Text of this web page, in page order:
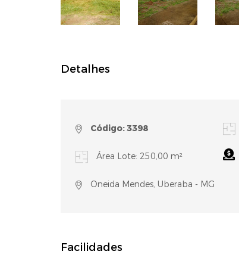
Detalhes
Código: 3398
Área Lote: 250,00 m²
Oneida Mendes, Uberaba - MG
Facilidades